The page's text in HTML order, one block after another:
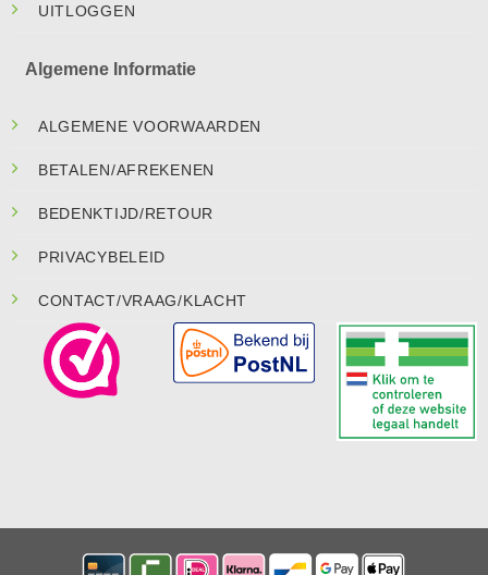
UITLOGGEN
Algemene Informatie
ALGEMENE VOORWAARDEN
BETALEN/AFREKENEN
BEDENKTIJD/RETOUR
PRIVACYBELEID
CONTACT/VRAAG/KLACHT